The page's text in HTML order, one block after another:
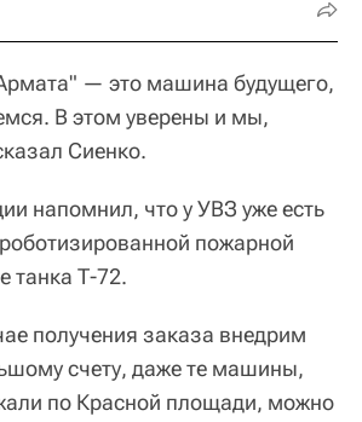
— это машина будущего,
В этом уверены и мы,
Сиенко.
напомнил, что у УВЗ уже есть
пожарной
танка Т-72.
получения заказа внедрим
счету, даже те машины,
по Красной площади, можно